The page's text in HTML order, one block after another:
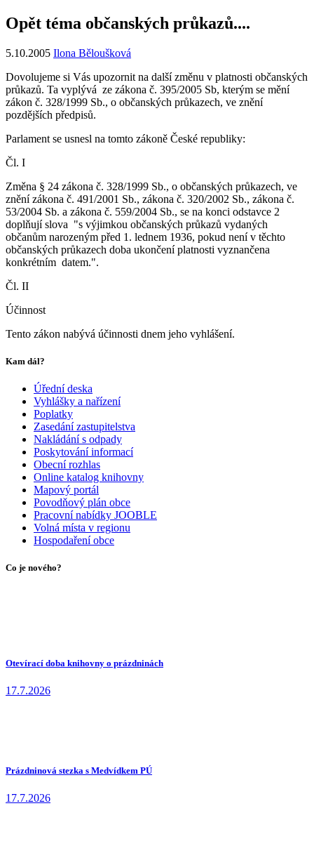
Opět téma občanských průkazů....
5.10.2005 Ilona Běloušková
Dovolujeme si Vás upozornit na další změnu v platnosti občanských
průkazů. Ta vyplývá ze zákona č. 395/2005 Sb, kterým se mění
zákon č. 328/1999 Sb., o občanských průkazech, ve znění
pozdějších předpisů.
Parlament se usnesl na tomto zákoně České republiky:
Čl. I
Změna § 24 zákona č. 328/1999 Sb., o občanských průkazech, ve
znění zákona č. 491/2001 Sb., zákona č. 320/2002 Sb., zákona č.
53/2004 Sb. a zákona č. 559/2004 Sb., se na konci odstavce 2
doplňují slova "s výjimkou občanských průkazů vydaných
občanům narozeným před 1. lednem 1936, pokud není v těchto
občanských průkazech doba ukončení platnosti vyznančena
konkrétním datem.".
Čl. II
Účinnost
Tento zákon nabývá účinnosti dnem jeho vyhlášení.
Kam dál?
Úřední deska
Vyhlášky a nařízení
Poplatky
Zasedání zastupitelstva
Nakládání s odpady
Poskytování informací
Obecní rozhlas
Online katalog knihovny
Mapový portál
Povodňový plán obce
Pracovní nabídky JOOBLE
Volná místa v regionu
Hospodaření obce
Co je nového?
Otevírací doba knihovny o prázdninách
17.7.2026
Prázdninová stezka s Medvídkem PÚ
17.7.2026